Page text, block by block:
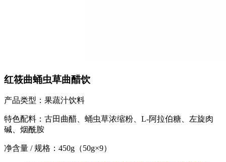
红筱曲蛹虫草曲醋饮
产品类型：果蔬汁饮料
特色配料：古田曲醋、蛹虫草浓缩粉、L-阿拉伯糖、左旋肉
碱、烟酰胺
净含量 / 规格：450g（50g×9）